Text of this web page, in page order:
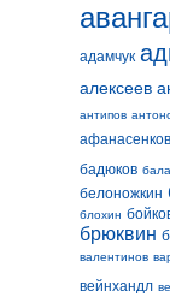
адамчук
алексеев
антипов
афанасенков
бадюков
белоножкин
блохин
брюквин
валентинов
вейнхандл